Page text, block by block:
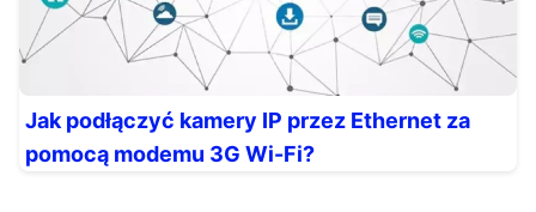
Jak podłączyć kamery IP przez Ethernet za
pomocą modemu 3G Wi-Fi?